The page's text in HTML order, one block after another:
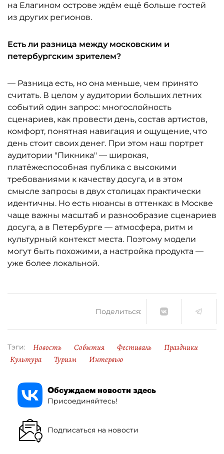
на Елагином острове ждём ещё больше гостей
из других регионов.
Есть ли разница между московским и
петербургским зрителем?
— Разница есть, но она меньше, чем принято
считать. В целом у аудитории больших летних
событий один запрос: многослойность
сценариев, как провести день, состав артистов,
комфорт, понятная навигация и ощущение, что
день стоит своих денег. При этом наш портрет
аудитории "Пикника" — широкая,
платёжеспособная публика с высокими
требованиями к качеству досуга, и в этом
смысле запросы в двух столицах практически
идентичны. Но есть нюансы в оттенках: в Москве
чаще важны масштаб и разнообразие сценариев
досуга, а в Петербурге — атмосфера, ритм и
культурный контекст места. Поэтому модели
могут быть похожими, а настройка продукта —
уже более локальной.
Поделиться:
Тэги: Новость События Фестиваль
Праздники
Культура
Туризм Интервью
Обсуждаем новости здесь
Присоединяйтесь!
Подписаться на новости